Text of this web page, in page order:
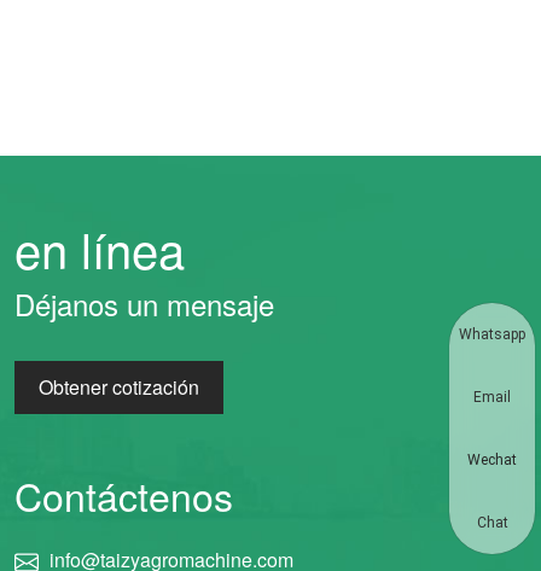
en línea
Déjanos un mensaje
Obtener cotización
Contáctenos
info@taizyagromachine.com
Whatsapp
Email
Wechat
Chat